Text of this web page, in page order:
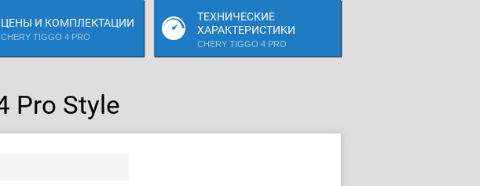
ЦЕНЫ И КОМПЛЕКТАЦИИ
CHERY TIGGO 4 PRO
ТЕХНИЧЕСКИЕ
ХАРАКТЕРИСТИКИ
CHERY TIGGO 4 PRO
Pro Style